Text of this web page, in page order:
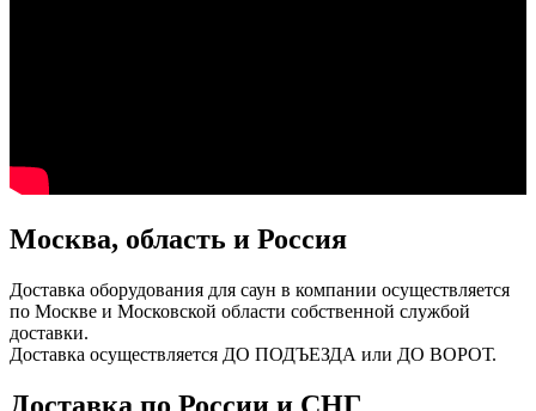
Москва, область и Россия
Доставка оборудования для саун в компании осуществляется
по Москве и Московской области собственной службой
доставки.
Доставка осуществляется ДО ПОДЪЕЗДА или ДО ВОРОТ.